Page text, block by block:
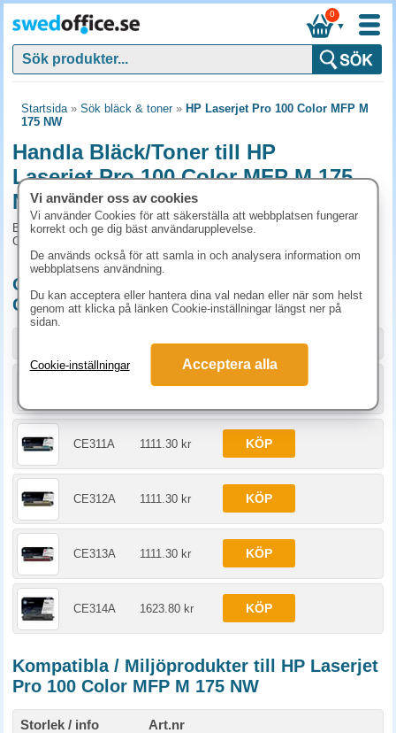
▼
0
Startsida» Sök bläck & toner» HP Laserjet Pro 100 Color MFP M
175 NW
Handla Bläck/Toner till HP
Laserjet Pro 100 Color MFP M 175
NW online
Bläck/Toner och tillbehör som passar till HP Laserjet Pro 100
Color MFP M 175 NW
Originalprodukter till HP Laserjet Pro 100
Color MFP M 175 NW
Art.nr
1023.80 kr KÖP
CE311A 1111.30 kr KÖP
CE312A 1111.30 kr KÖP
CE313A 1111.30 kr KÖP
CE314A 1623.80 kr KÖP
Kompatibla / Miljöprodukter till HP Laserjet
Pro 100 Color MFP M 175 NW
Storlek / info Art.nr
Vi använder oss av cookies
Vi använder Cookies för att säkerställa att webbplatsen fungerar
korrekt och ge dig bäst användarupplevelse.
De används också för att samla in och analysera information om
webbplatsens användning.
Du kan acceptera eller hantera dina val nedan eller när som helst
genom att klicka på länken Cookie-inställningar längst ner på
sidan.
Cookie-inställningar Acceptera alla